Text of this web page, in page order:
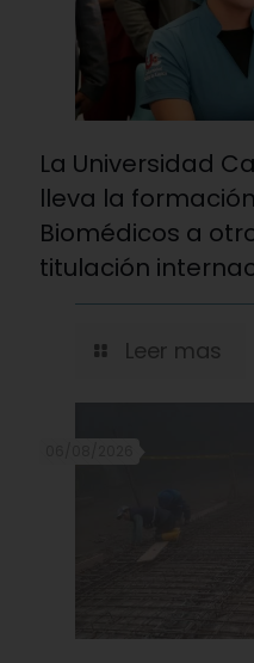
La Universidad
lleva la
Biomédicos a
titulación
Leer mas